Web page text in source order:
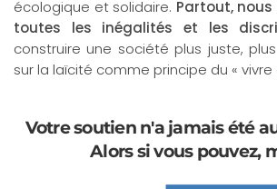
écologique et solidaire. Partout,
toutes les inégalités et les
construire une société plus juste,
sur la laïcité comme principe du « vivre
Votre soutien n'a jamais été
Alors si vous pouvez,